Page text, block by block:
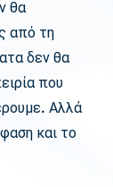
θα
από τη
δεν θα
που
Αλλά
και το